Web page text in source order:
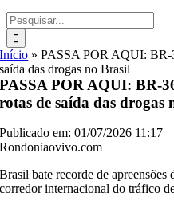
Buscar
resultados
para:
Início »PASSA POR AQUI: BR-
saída das drogas no Brasil
PASSA POR AQUI: BR-
rotas de saída das drogas
Publicado em: 01/07/2026 11:17
Rondoniaovivo.com
Brasil bate recorde de apreensões
corredor internacional do tráfico